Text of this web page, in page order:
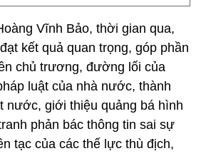
Vĩnh Bảo, thời gian qua,
kết quả quan trọng, góp phần
chủ trương, đường lối của
luật của nhà nước, thành
nước, giới thiệu quảng bá hình
phản bác thông tin sai sự
tạc của các thế lực thù địch,